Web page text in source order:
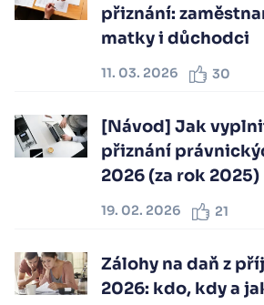
přiznání:
matky i důchodci
11. 03. 2026 30
[Návod] Jak
přiznání
2026 (za rok 2025)
19. 02. 2026 21
Zálohy na daň z
2026: kdo, kdy a